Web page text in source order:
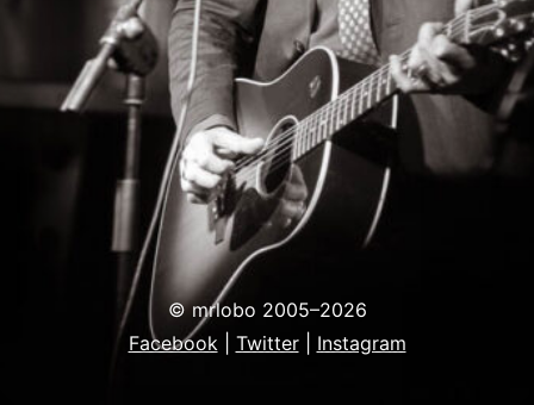
© mrlobo 2005–2026
Facebook| Twitter| Instagram